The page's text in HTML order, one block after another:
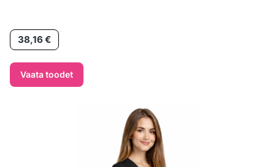
Hind
38,16 €
Vaata toodet